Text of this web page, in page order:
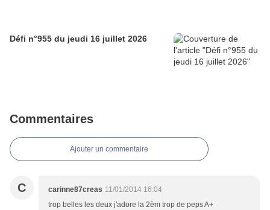
Défi n°955 du jeudi 16 juillet 2026
Commentaires
Ajouter un commentaire
C carinne87creas 11/01/2014 16:04
trop belles les deux j'adore la 2èm trop de peps A+